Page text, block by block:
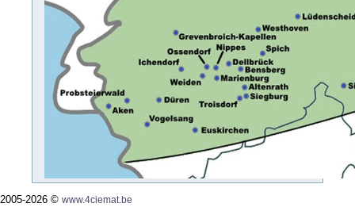
2005-2026 © www.4ciemat.be